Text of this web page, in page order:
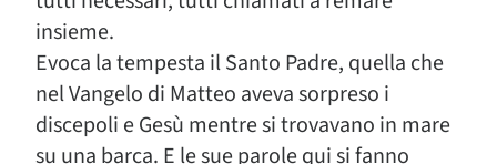
insieme.
Evoca la tempesta il Santo Padre, quella che
nel Vangelo di Matteo aveva sorpreso i
discepoli e Gesù mentre si trovavano in mare
su una barca. E le sue parole qui si fanno